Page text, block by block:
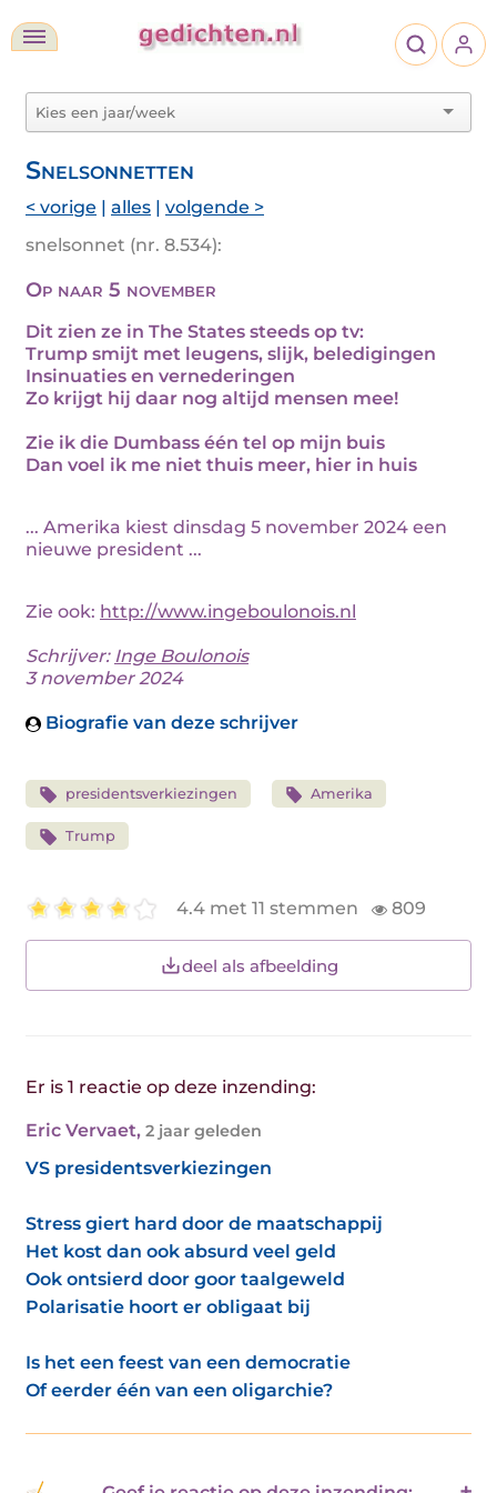
Snelsonnetten
< vorige | alles | volgende >
snelsonnet (nr. 8.534):
Op naar 5 november
Dit zien ze in The States steeds op tv:
Trump smijt met leugens, slijk, beledigingen
Insinuaties en vernederingen
Zo krijgt hij daar nog altijd mensen mee!
Zie ik die Dumbass één tel op mijn buis
Dan voel ik me niet thuis meer, hier in huis
... Amerika kiest dinsdag 5 november 2024 een
nieuwe president ...
Zie ook: http://www.ingeboulonois.nl
Schrijver: Inge Boulonois
3 november 2024
Biografie van deze schrijver
presidentsverkiezingen Amerika
Trump
4.4 met 11 stemmen 809
deel als afbeelding
Er is 1 reactie op deze inzending:
Eric Vervaet, 2 jaar geleden
VS presidentsverkiezingen
Stress giert hard door de maatschappij
Het kost dan ook absurd veel geld
Ook ontsierd door goor taalgeweld
Polarisatie hoort er obligaat bij
Is het een feest van een democratie
Of eerder één van een oligarchie?